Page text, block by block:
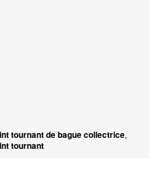
tournant de bague collectrice,
tournant